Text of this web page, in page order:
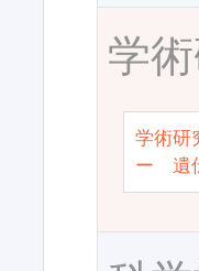
学
学術研
ー 遺